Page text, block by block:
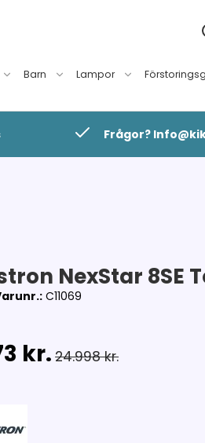
Barn Lampor
Frågor?
NexStar 8SE
C11069
kr. 24.998 kr.